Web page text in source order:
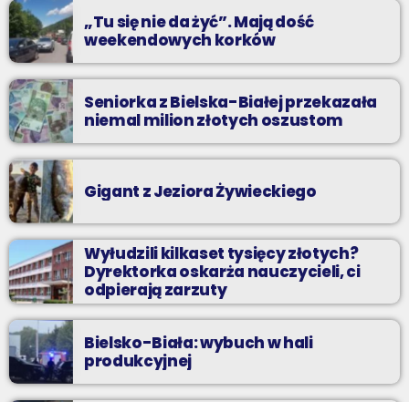
„Tu się nie da żyć”. Mają dość
weekendowych korków
Seniorka z Bielska-Białej przekazała
niemal milion złotych oszustom
Gigant z Jeziora Żywieckiego
Wyłudzili kilkaset tysięcy złotych?
Dyrektorka oskarża nauczycieli, ci
odpierają zarzuty
Bielsko-Biała: wybuch w hali
produkcyjnej